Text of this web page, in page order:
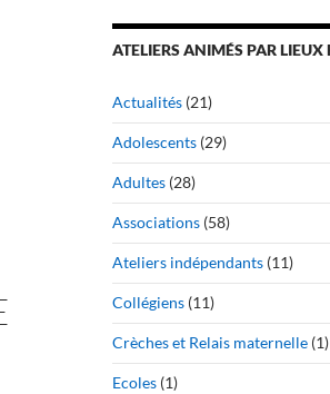
ATELIERS ANIMÉS PAR LIEUX
Actualités (21)
Adolescents (29)
Adultes (28)
Associations (58)
Ateliers indépendants (11)
Collégiens (11)
Crèches et Relais maternelle (1)
Ecoles (1)